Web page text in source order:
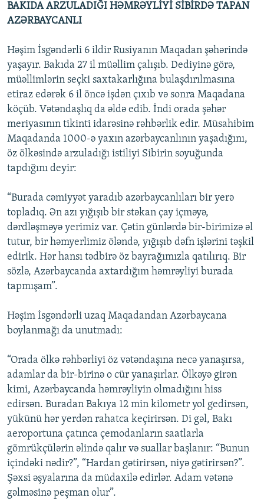
BAKIDA ARZULADIĞI HƏMRƏYLİYİ SİBİRDƏ TAPAN
AZƏRBAYCANLI
Həşim İsgəndərli 6 ildir Rusiyanın Maqadan şəhərində
yaşayır. Bakıda 27 il müəllim çalışıb. Dediyinə görə,
müəllimlərin seçki saxtakarlığına bulaşdırılmasına
etiraz edərək 6 il öncə işdən çıxıb və sonra Maqadana
köçüb. Vətəndaşlıq da əldə edib. İndi orada şəhər
meriyasının tikinti idarəsinə rəhbərlik edir. Müsahibim
Maqadanda 1000-ə yaxın azərbaycanlının yaşadığını,
öz ölkəsində arzuladığı istiliyi Sibirin soyuğunda
tapdığını deyir:
“Burada cəmiyyət yaradıb azərbaycanlıları bir yerə
topladıq. Ən azı yığışıb bir stəkan çay içməyə,
dərdləşməyə yerimiz var. Çətin günlərdə bir-birimizə əl
tutur, bir həmyerlimiz öləndə, yığışıb dəfn işlərini təşkil
edirik. Hər hansı tədbirə öz bayrağımızla qatılırıq. Bir
sözlə, Azərbaycanda axtardığım həmrəyliyi burada
tapmışam”.
Həşim İsgəndərli uzaq Maqadandan Azərbaycana
boylanmağı da unutmadı:
“Orada ölkə rəhbərliyi öz vətəndaşına necə yanaşırsa,
adamlar da bir-birinə o cür yanaşırlar. Ölkəyə girən
kimi, Azərbaycanda həmrəyliyin olmadığını hiss
edirsən. Buradan Bakıya 12 min kilometr yol gedirsən,
yükünü hər yerdən rahatca keçirirsən. Di gəl, Bakı
aeroportuna çatınca çemodanların saatlarla
gömrükçülərin əlində qalır və suallar başlanır: “Bunun
içindəki nədir?”, “Hardan gətirirsən, niyə gətirirsən?”.
Şəxsi əşyalarına da müdaxilə edirlər. Adam vətənə
gəlməsinə peşman olur”.